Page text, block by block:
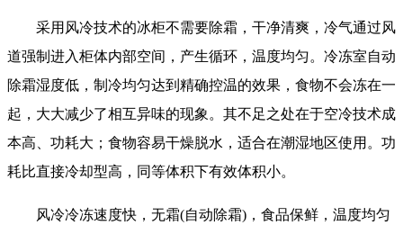
采用风冷技术的冰柜不需要除霜，干净清爽，冷气通过风
道强制进入柜体内部空间，产生循环，温度均匀。冷冻室自动
除霜湿度低，制冷均匀达到精确控温的效果，食物不会冻在一
起，大大减少了相互异味的现象。其不足之处在于空冷技术成
本高、功耗大；食物容易干燥脱水，适合在潮湿地区使用。功
耗比直接冷却型高，同等体积下有效体积小。
风冷冷冻速度快，无霜(自动除霜)，食品保鲜，温度均匀